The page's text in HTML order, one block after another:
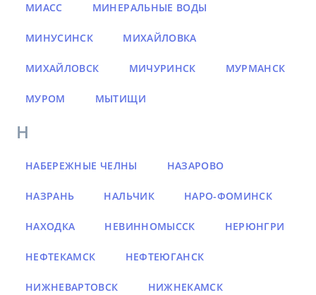
МИАСС МИНЕРАЛЬНЫЕ ВОДЫ
МИНУСИНСК МИХАЙЛОВКА
МИХАЙЛОВСК МИЧУРИНСК МУРМАНСК
МУРОМ МЫТИЩИ
Н
НАБЕРЕЖНЫЕ ЧЕЛНЫ НАЗАРОВО
НАЗРАНЬ НАЛЬЧИК НАРО-ФОМИНСК
НАХОДКА НЕВИННОМЫССК НЕРЮНГРИ
НЕФТЕКАМСК НЕФТЕЮГАНСК
НИЖНЕВАРТОВСК НИЖНЕКАМСК